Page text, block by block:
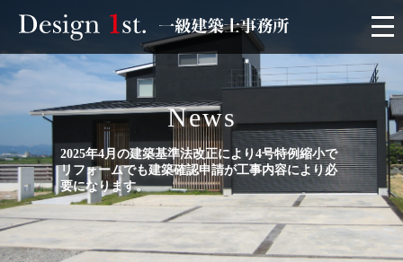
モニター
施工実績・施工事例
リフォーム
News
2025年4月の建築基準法改正により4号特例縮小で
リフォームでも建築確認申請が工事内容により必
要になります。